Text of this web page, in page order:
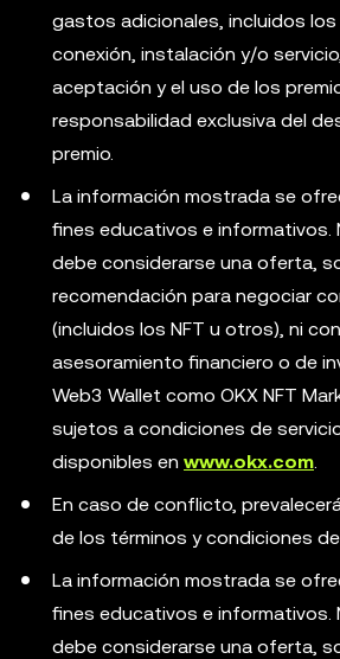
gastos adicionales, incluidos
conexión, instalación y/o
aceptación y el uso de los
responsabilidad exclusiva del
premio.
La información mostrada se
fines educativos e informativos.
debe considerarse una oferta,
recomendación para negociar
(incluidos los NFT u otros), ni
asesoramiento financiero o de
Web3 Wallet como OKX NFT
sujetos a condiciones de
disponibles en www.okx.com.
En caso de conflicto,
de los términos y condiciones
La información mostrada se
fines educativos e informativos.
debe considerarse una oferta,